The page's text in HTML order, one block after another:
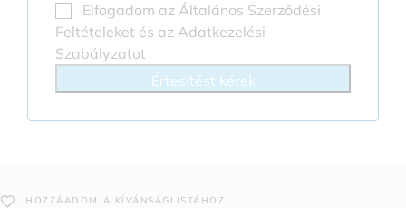
Elfogadom az Általános Szerződési
Feltételeket és az Adatkezelési
Szabályzatot
Értesítést kérek
HOZZÁADOM A KÍVÁNSÁGLISTÁHOZ